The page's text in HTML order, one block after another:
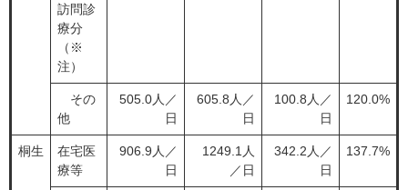
訪問診
療分
（※
注）
その
他
505.0人／
日
605.8人／
日
100.8人／
日
120.0%
桐生
在宅医
療等
906.9人／
日
1249.1人
／日
342.2人／
日
137.7%